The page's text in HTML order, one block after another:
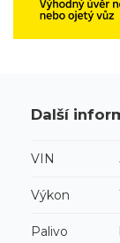
Další
VIN
Výkon
Palivo